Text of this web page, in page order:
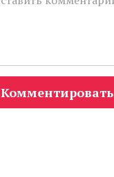
Комментировать